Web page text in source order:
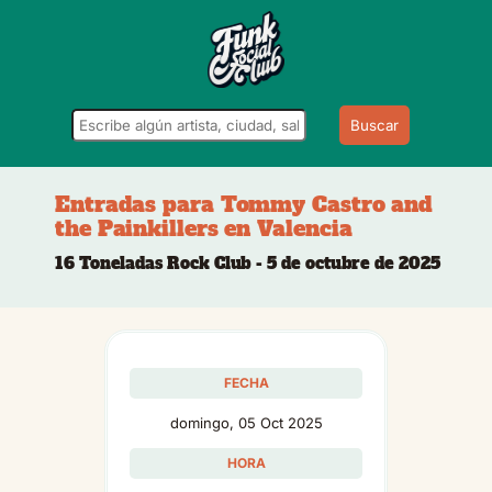
Buscar
Entradas para Tommy Castro and
the Painkillers en Valencia
16 Toneladas Rock Club - 5 de octubre de 2025
FECHA
domingo, 05 Oct 2025
HORA